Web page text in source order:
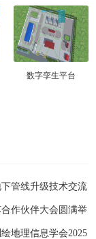
数字孪生平台
管线升级技术交流
作伙伴大会圆满举
地理信息学会2025